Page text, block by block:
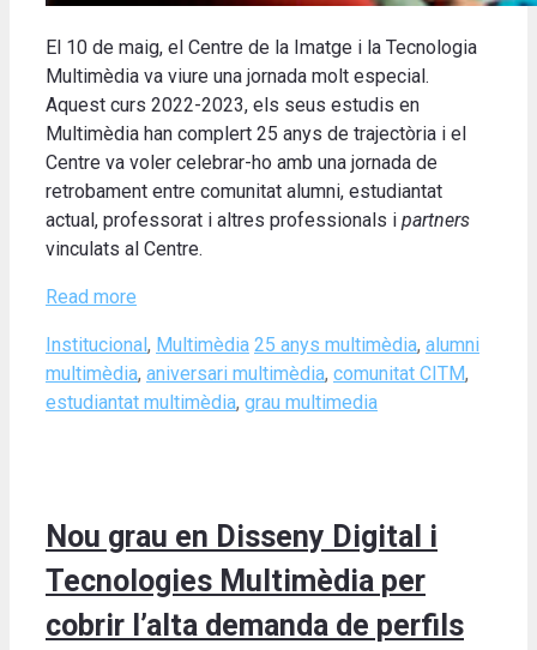
El 10 de maig, el Centre de la Imatge i la Tecnologia
Multimèdia va viure una jornada molt especial.
Aquest curs 2022-2023, els seus estudis en
Multimèdia han complert 25 anys de trajectòria i el
Centre va voler celebrar-ho amb una jornada de
retrobament entre comunitat alumni, estudiantat
actual, professorat i altres professionals i partners
vinculats al Centre.
Read more
Categories
Institucional , Multimèdia Tags
25 anys multimèdia, alumni
multimèdia, aniversari multimèdia, comunitat CITM,
estudiantat multimèdia, grau multimedia
Nou grau en Disseny Digital i
Tecnologies Multimèdia per
cobrir l’alta demanda de perfils